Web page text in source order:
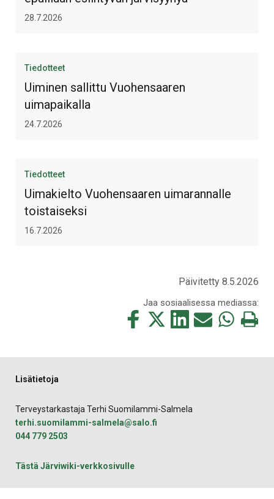
28.7.2026
Tiedotteet
Uiminen sallittu Vuohensaaren
uimapaikalla
24.7.2026
Tiedotteet
Uimakielto Vuohensaaren uimarannalle
toistaiseksi
16.7.2026
Päivitetty 8.5.2026
Jaa sosiaalisessa mediassa:
Jaa
tämä
Jaa
Jaa
tämä
Jaa
Jaa
Tulosta
Lisätietoja
Terveystarkastaja Terhi Suomilammi-Salmela
terhi.suomilammi-salmela@salo.fi
044 779 2503
Tästä Järviwiki-verkkosivulle